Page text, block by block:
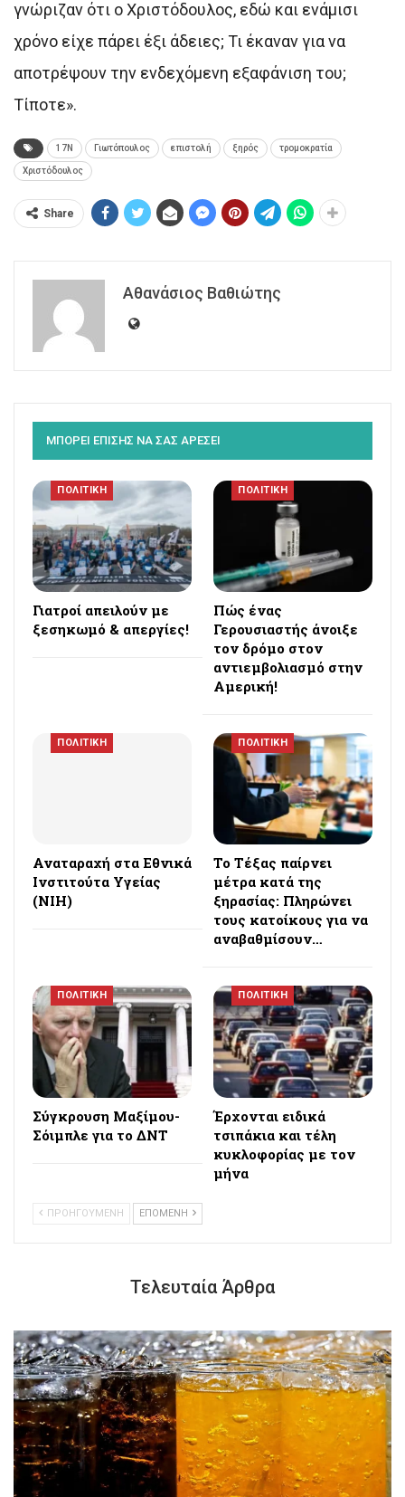
γνώριζαν ότι ο Χριστόδουλος, εδώ και ενάμισι
χρόνο είχε πάρει έξι άδειες; Τι έκαναν για να
αποτρέψουν την ενδεχόμενη εξαφάνιση του;
Τίποτε».
17Ν Γιωτόπουλος επιστολή ξηρός τρομοκρατία
Χριστόδουλος
Share
Αθανάσιος Βαθιώτης
ΜΠΟΡΕΙ ΕΠΙΣΗΣ ΝΑ ΣΑΣ ΑΡΕΣΕΙ
ΠΟΛΙΤΙΚΗ
Γιατροί απειλούν με
ξεσηκωμό & απεργίες!
ΠΟΛΙΤΙΚΗ
Πώς ένας
Γερουσιαστής άνοιξε
τον δρόμο στον
αντιεμβολιασμό στην
Αμερική!
ΠΟΛΙΤΙΚΗ
Αναταραχή στα Εθνικά
Ινστιτούτα Υγείας
(NIH)
ΠΟΛΙΤΙΚΗ
Το Τέξας παίρνει
μέτρα κατά της
ξηρασίας: Πληρώνει
τους κατοίκους για να
αναβαθμίσουν…
ΠΟΛΙΤΙΚΗ
Σύγκρουση Μαξίμου-
Σόιμπλε για το ΔΝΤ
ΠΟΛΙΤΙΚΗ
Έρχονται ειδικά
τσιπάκια και τέλη
κυκλοφορίας με τον
μήνα
ΠΡΟΗΓΟΥΜΕΝΗ ΕΠΟΜΕΝΗ
Τελευταία Άρθρα